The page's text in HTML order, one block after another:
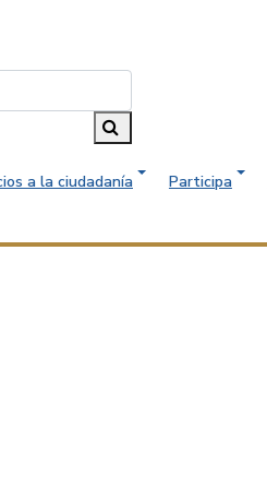
a la ciudadanía Participa